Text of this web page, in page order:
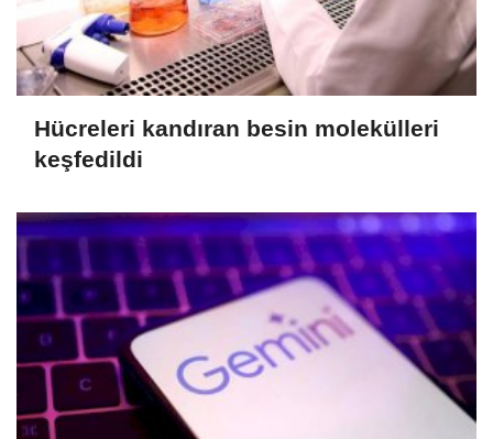
Hücreleri kandıran besin molekülleri
keşfedildi